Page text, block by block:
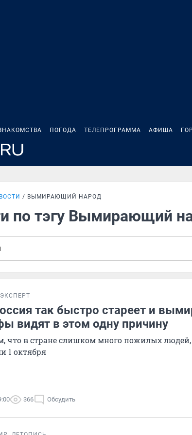
ПОГОДА ТЕЛЕПРОГРАММА АФИША
ВЫМИРАЮЩИЙ НАРОД
по тэгу Вымирающий
ЭКСПЕРТ
так быстро стареет и
видят в этом одну причину
что в стране слишком много пожилых
1 октября
366 Обсудить